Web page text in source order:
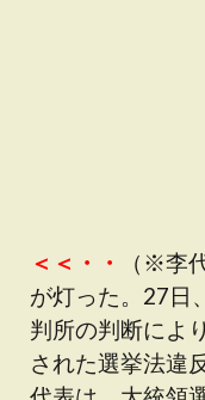
＜＜・・
（※李
が灯った。27日
判所の判断によ
された選挙法違